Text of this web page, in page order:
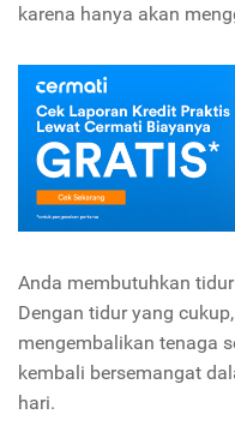
karena hanya akan
Anda membutuhkan
Dengan tidur yang
mengembalikan tenaga
kembali bersemangat
hari.